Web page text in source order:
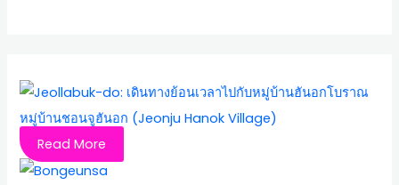
หมู่บ้านชอนจูฮันอก (Jeonju Hanok Village)
Read More